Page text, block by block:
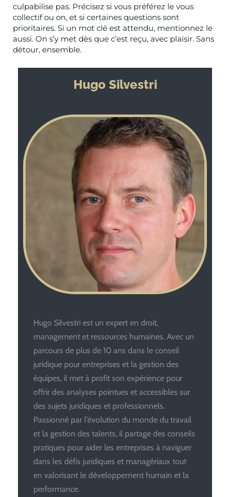
culpabilise pas. Précisez si vous préférez le vous
collectif ou on, et si certaines questions sont
prioritaires. Si un mot clé est attendu, mentionnez le
aussi. On s’y met dès que c’est reçu, avec plaisir. Sans
détour, ensemble.
Hugo Silvestri
Hugo Silvestri est un expert en droit,
management et ressources humaines. Avec un
parcours de plus de 10 ans dans le conseil
juridique pour entreprises et la gestion des
équipes, il met à profit son expérience pour
offrir des analyses pointues et accessibles sur
des sujets juridiques et professionnels.
Passionné par l’évolution du monde du travail
et la gestion des talents, il partage des conseils
pratiques pour aider les entreprises à naviguer
dans les défis juridiques et managériaux tout
en valorisant le développement humain et la
performance.